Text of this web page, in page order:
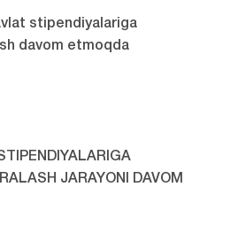
stipendiyalariga
davom etmoqda
JARAYONI DAVOM